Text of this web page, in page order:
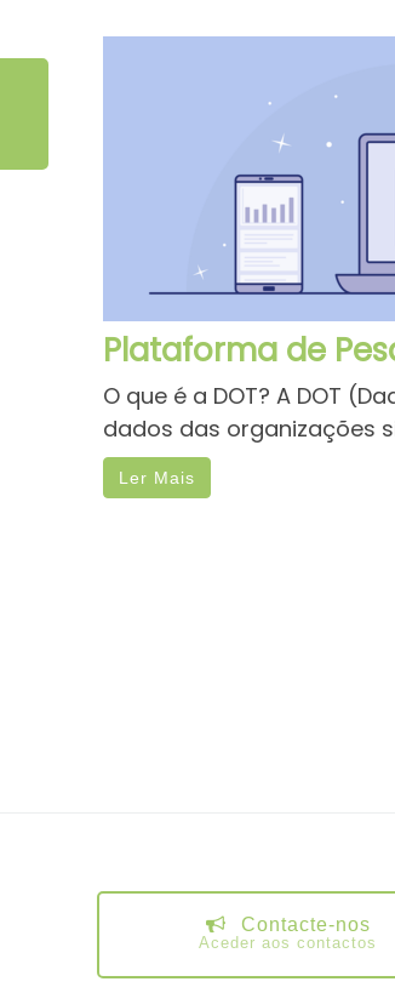
Plataforma de
O que é a DOT? A DOT
dados das organizações
Ler Mais
Contacte-nos
Aceder aos contactos